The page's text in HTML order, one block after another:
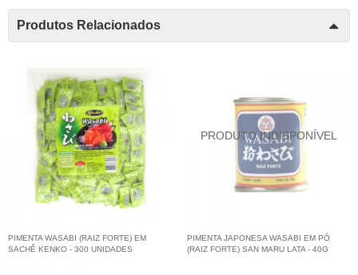
Produtos Relacionados
PIMENTA WASABI (RAIZ FORTE) EM
SACHÊ KENKO - 300 UNIDADES
PIMENTA JAPONESA WASABI EM PÓ
(RAIZ FORTE) SAN MARU LATA - 40G